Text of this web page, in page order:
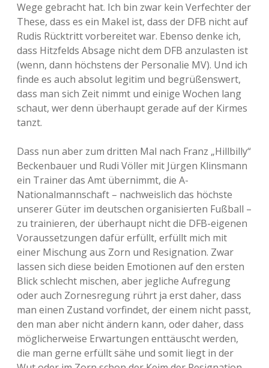
Wege gebracht hat. Ich bin zwar kein Verfechter der
These, dass es ein Makel ist, dass der DFB nicht auf
Rudis Rücktritt vorbereitet war. Ebenso denke ich,
dass Hitzfelds Absage nicht dem DFB anzulasten ist
(wenn, dann höchstens der Personalie MV). Und ich
finde es auch absolut legitim und begrüßenswert,
dass man sich Zeit nimmt und einige Wochen lang
schaut, wer denn überhaupt gerade auf der Kirmes
tanzt.
Dass nun aber zum dritten Mal nach Franz „Hillbilly“
Beckenbauer und Rudi Völler mit Jürgen Klinsmann
ein Trainer das Amt übernimmt, die A-
Nationalmannschaft – nachweislich das höchste
unserer Güter im deutschen organisierten Fußball –
zu trainieren, der überhaupt nicht die DFB-eigenen
Voraussetzungen dafür erfüllt, erfüllt mich mit
einer Mischung aus Zorn und Resignation. Zwar
lassen sich diese beiden Emotionen auf den ersten
Blick schlecht mischen, aber jegliche Aufregung
oder auch Zornesregung rührt ja erst daher, dass
man einen Zustand vorfindet, der einem nicht passt,
den man aber nicht ändern kann, oder daher, dass
möglicherweise Erwartungen enttäuscht werden,
die man gerne erfüllt sähe und somit liegt in der